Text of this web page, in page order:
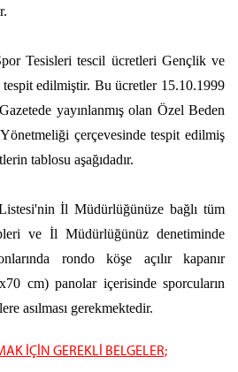
Tesisleri tescil ücretleri Gençlik ve
tespit edilmiştir. Bu ücretler 15.10.1999
yayınlanmış olan Özel Beden
çerçevesinde tespit edilmiş
tablosu aşağıdadır.
İl Müdürlüğünüze bağlı tüm
ve İl Müdürlüğünüz denetiminde
rondo köşe açılır kapanır
cm) panolar içerisinde sporcuların
asılması gerekmektedir.
İÇİN GEREKLİ BELGELER;